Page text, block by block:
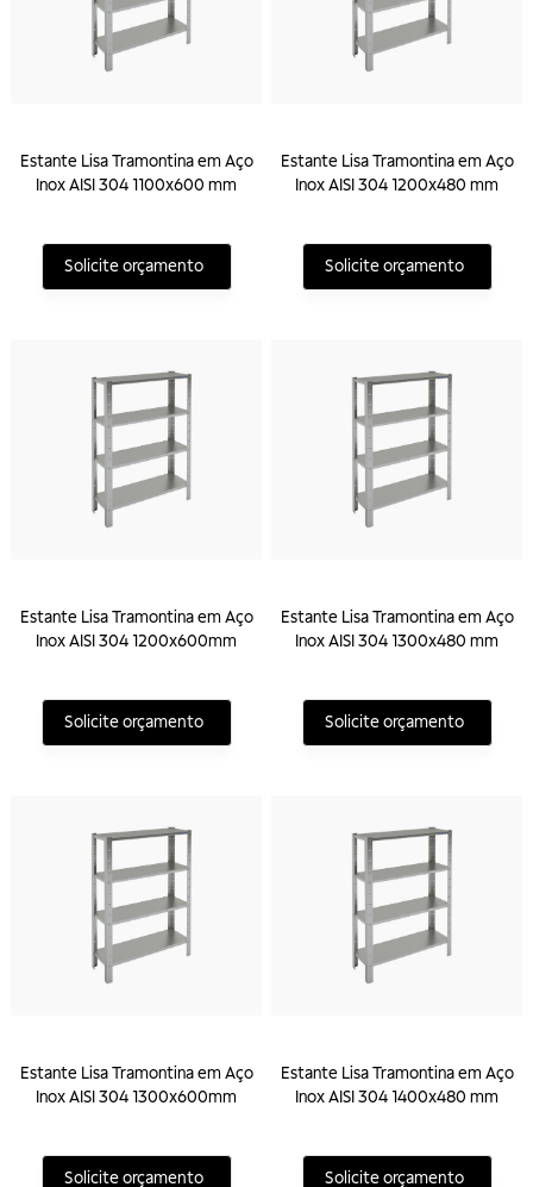
Estante Lisa Tramontina em Aço
Inox AISI 304 1100x600 mm
Solicite orçamento
Estante Lisa Tramontina em Aço
Inox AISI 304 1200x480 mm
Solicite orçamento
Estante Lisa Tramontina em Aço
Inox AISI 304 1200x600mm
Solicite orçamento
Estante Lisa Tramontina em Aço
Inox AISI 304 1300x480 mm
Solicite orçamento
Estante Lisa Tramontina em Aço
Inox AISI 304 1300x600mm
Solicite orçamento
Estante Lisa Tramontina em Aço
Inox AISI 304 1400x480 mm
Solicite orçamento